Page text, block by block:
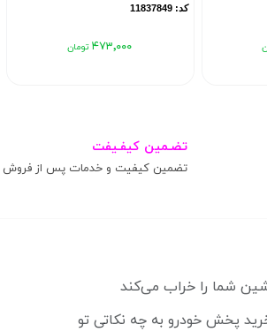
کد: 11837849
۴۷۳٬۰۰۰
تضـمین کیفـیفت
تضمین کیفیت و خدمات پس از فروش
پخش خودرو به چه نکاتی تو